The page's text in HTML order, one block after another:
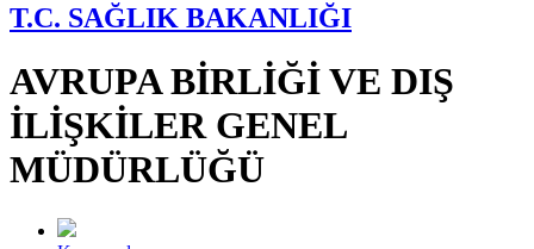
T.C. SAĞLIK BAKANLIĞI
AVRUPA BİRLİĞİ VE DIŞ
İLİŞKİLER GENEL
MÜDÜRLÜĞÜ